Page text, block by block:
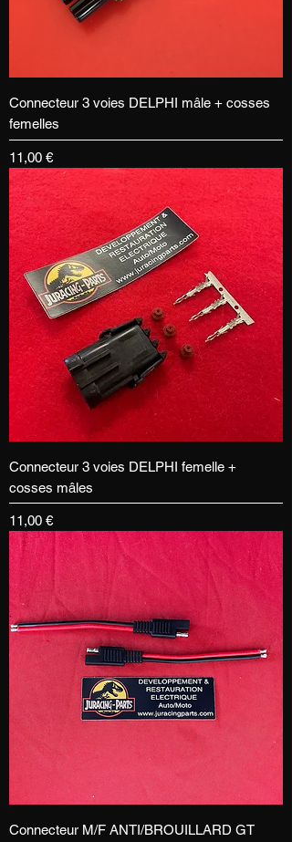
Connecteur 3 voies DELPHI mâle + cosses
femelles
Prix
11,00 €
Connecteur 3 voies DELPHI femelle +
cosses mâles
Prix
11,00 €
Connecteur M/F ANTI/BROUILLARD GT